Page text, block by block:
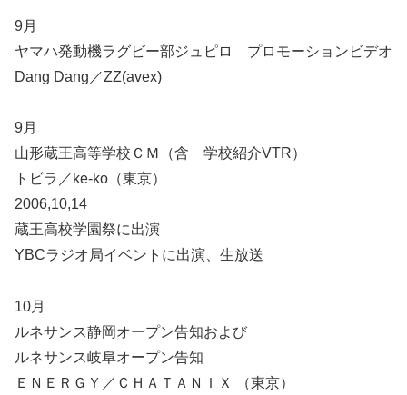
9月
ヤマハ発動機ラグビー部ジュピロ プロモーションビデオ
Dang Dang／ZZ(avex)
9月
山形蔵王高等学校ＣＭ（含 学校紹介VTR）
トビラ／ke-ko（東京）
2006,10,14
蔵王高校学園祭に出演
YBCラジオ局イベントに出演、生放送
10月
ルネサンス静岡オープン告知および
ルネサンス岐阜オープン告知
ＥＮＥＲＧＹ／ＣＨＡＴＡＮＩＸ （東京）